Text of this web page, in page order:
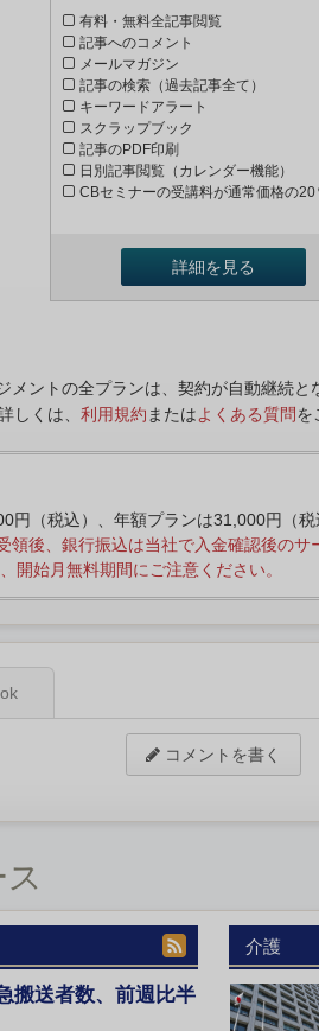
有料・無料全記事閲覧
記事へのコメント
メールマガジン
記事の検索（過去記事全て）
キーワードアラート
スクラップブック
記事のPDF印刷
日別記事閲覧（カレンダー機能）
CBセミナーの受講料が通常価格の20
詳細を見る
メントの全プランは、契約が自動継続と
しくは、 利用規約 またはよくある質問を
（税込）、年額プランは31,000円（税
領後、銀行振込は当社で入金確認後の
開始月無料期間にご注意ください。
コメントを書く
搬送者数、前週比半
介護